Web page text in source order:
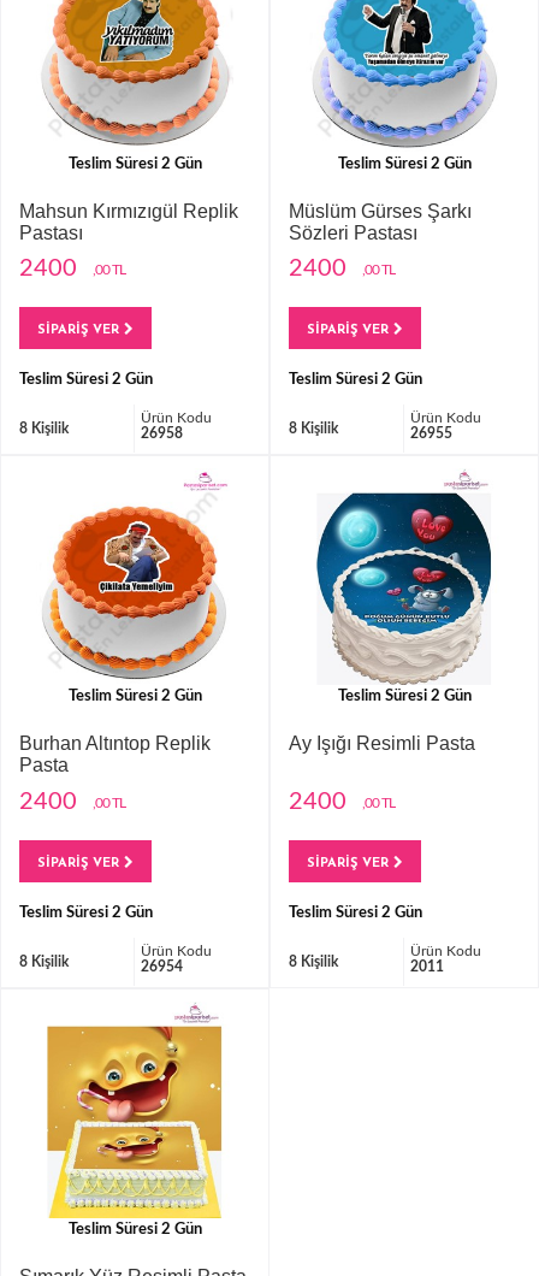
Teslim Süresi 2 Gün
Mahsun Kırmızıgül Replik
Pastası
2400 ,00 TL
SİPARİŞ VER
Teslim Süresi 2 Gün
8 Kişilik
Ürün Kodu
26958
Teslim Süresi 2 Gün
Müslüm Gürses Şarkı
Sözleri Pastası
2400 ,00 TL
SİPARİŞ VER
Teslim Süresi 2 Gün
8 Kişilik
Ürün Kodu
26955
Teslim Süresi 2 Gün
Burhan Altıntop Replik
Pasta
2400 ,00 TL
SİPARİŞ VER
Teslim Süresi 2 Gün
8 Kişilik
Ürün Kodu
26954
Teslim Süresi 2 Gün
Ay Işığı Resimli Pasta
2400 ,00 TL
SİPARİŞ VER
Teslim Süresi 2 Gün
8 Kişilik
Ürün Kodu
2011
Teslim Süresi 2 Gün